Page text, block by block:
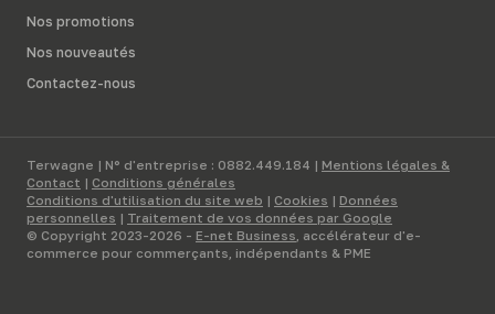
Nos promotions
Nos nouveautés
Contactez-nous
Terwagne | N° d'entreprise : 0882.449.184 | Mentions légales &
Contact | Conditions générales
Conditions d'utilisation du site web | Cookies | Données
personnelles | Traitement de vos données par Google
© Copyright 2023-2026 - E-net Business, accélérateur d'e-
commerce pour commerçants, indépendants & PME